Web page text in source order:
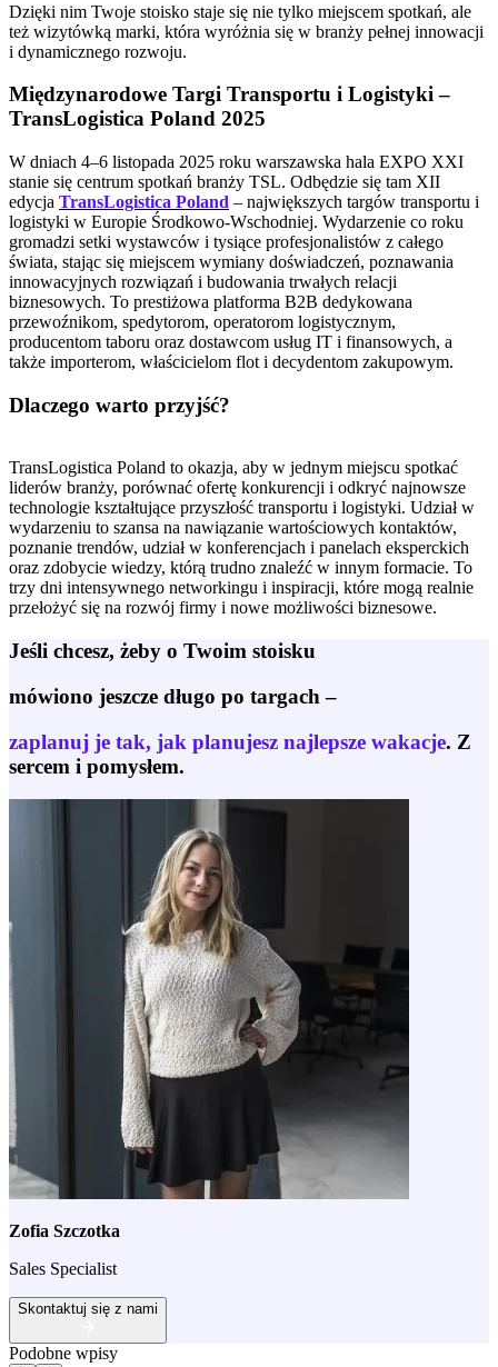
Dzięki nim Twoje stoisko staje się nie tylko miejscem spotkań, ale
też wizytówką marki, która wyróżnia się w branży pełnej innowacji
i dynamicznego rozwoju.
Międzynarodowe Targi Transportu i Logistyki –
TransLogistica Poland 2025
W dniach 4–6 listopada 2025 roku warszawska hala EXPO XXI
stanie się centrum spotkań branży TSL. Odbędzie się tam XII
edycja TransLogistica Poland – największych targów transportu i
logistyki w Europie Środkowo-Wschodniej. Wydarzenie co roku
gromadzi setki wystawców i tysiące profesjonalistów z całego
świata, stając się miejscem wymiany doświadczeń, poznawania
innowacyjnych rozwiązań i budowania trwałych relacji
biznesowych. To prestiżowa platforma B2B dedykowana
przewoźnikom, spedytorom, operatorom logistycznym,
producentom taboru oraz dostawcom usług IT i finansowych, a
także importerom, właścicielom flot i decydentom zakupowym.
Dlaczego warto przyjść?
TransLogistica Poland to okazja, aby w jednym miejscu spotkać
liderów branży, porównać ofertę konkurencji i odkryć najnowsze
technologie kształtujące przyszłość transportu i logistyki. Udział w
wydarzeniu to szansa na nawiązanie wartościowych kontaktów,
poznanie trendów, udział w konferencjach i panelach eksperckich
oraz zdobycie wiedzy, którą trudno znaleźć w innym formacie. To
trzy dni intensywnego networkingu i inspiracji, które mogą realnie
przełożyć się na rozwój firmy i nowe możliwości biznesowe.
Jeśli chcesz, żeby o Twoim stoisku
mówiono jeszcze długo po targach –
zaplanuj je tak, jak planujesz najlepsze wakacje. Z
sercem i pomysłem.
Zofia Szczotka
Sales Specialist
Skontaktuj się z nami
Podobne wpisy